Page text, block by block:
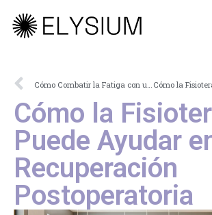
Cómo la
Puede Ayudar
Recuperación
Postoperatoria